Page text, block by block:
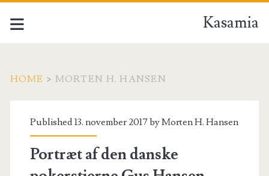
Kasamia
HOME > MORTEN H. HANSEN
Forfatter:
<span>Morten
Published 13. november 2017 byMorten H. Hansen
Portræt af den danske